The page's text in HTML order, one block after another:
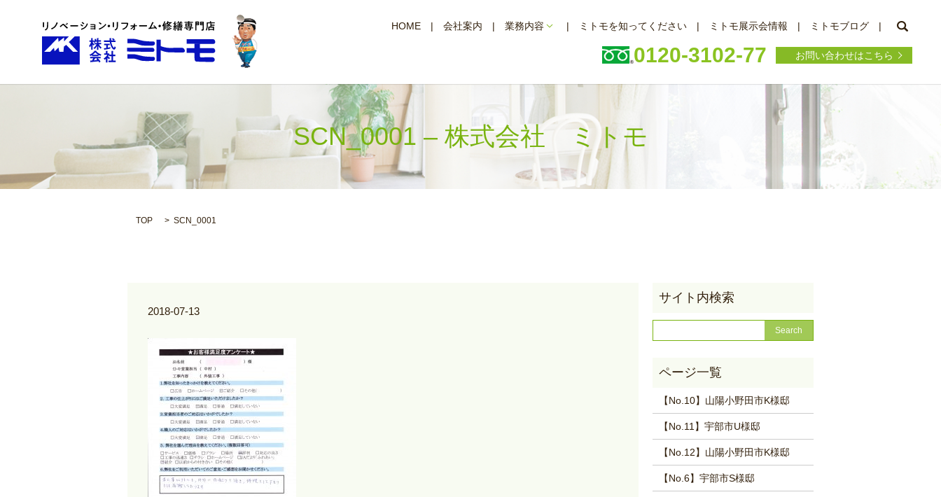
HOME 会社案内 業務内容 ミトモを知ってください ミトモ展示会情報 ミトモブログ
0120-3102-77 お問い合わせはこちら
SCN_0001 – 株式会社 ミトモ
TOP SCN_0001
2018-07-13
【No.10】山陽小野田市K様邸
【No.11】宇部市U様邸
【No.12】山陽小野田市K様邸
【No.6】宇部市S様邸